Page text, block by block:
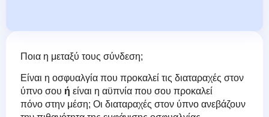
Ποια η μεταξύ τους σύνδεση;
Είναι η οσφυαλγία που προκαλεί τις διαταραχές στον
ύπνο σου ή είναι η αϋπνία που σου προκαλεί
πόνο στην μέση; Οι διαταραχές στον ύπνο ανεβάζουν